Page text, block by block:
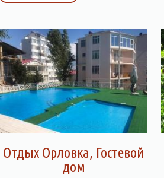
Отдых Орловка, Гостевой
дом